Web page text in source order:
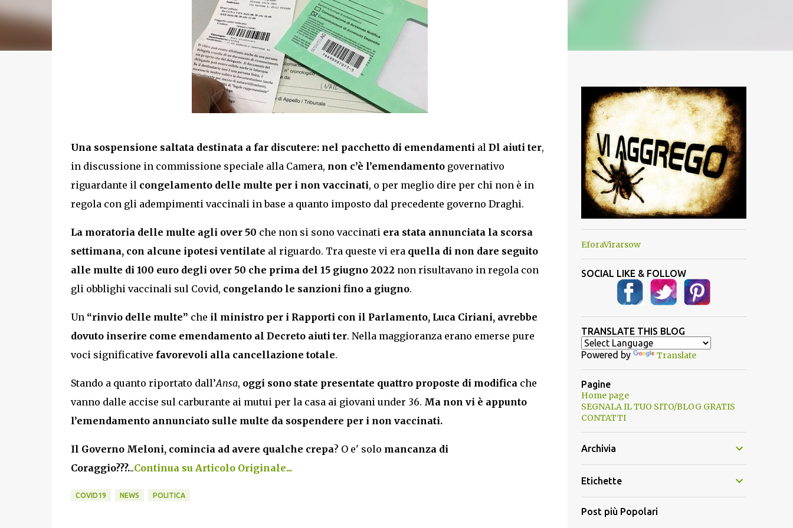
Una sospensione saltata destinata a far discutere: nel pacchetto di emendamenti al Dl aiuti ter,
in discussione in commissione speciale alla Camera, non c’è l’emendamentogovernativo
riguardante il congelamento delle multe per i non vaccinati, o per meglio dire per chi non è in
regola con gli adempimenti vaccinali in base a quanto imposto dal precedente governo Draghi.
La moratoria delle multe agli over 50 che non si sono vaccinati era stata annunciata la scorsa
settimana, con alcune ipotesi ventilate al riguardo. Tra queste vi era quella di non dare seguito
alle multe di 100 euro degli over 50 che prima del 15 giugno 2022 non risultavano in regola con
gli obblighi vaccinali sul Covid, congelando le sanzioni fino a giugno.
Un “rinvio delle multe” che il ministro per i Rapporti con il Parlamento, Luca Ciriani, avrebbe
dovuto inserire come emendamento al Decreto aiuti ter. Nella maggioranza erano emerse pure
voci significative favorevoli alla cancellazione totale.
Stando a quanto riportato dall’Ansa, oggi sono state presentate quattro proposte di modificache
vanno dalle accise sul carburante ai mutui per la casa ai giovani under 36. Ma non vi è appunto
l’emendamento annunciato sulle multe da sospendere per i non vaccinati.
Il Governo Meloni, comincia ad avere qualche crepa? O e' solo mancanza di
Coraggio???...Continua su Articolo Originale...
COVID19 NEWS POLITICA
EforaVirarsow
SOCIAL LIKE & FOLLOW
TRANSLATE THIS BLOG
Powered by Translate
Pagine
Home page
SEGNALA IL TUO SITO/BLOG GRATIS
CONTATTI
Archivia
Etichette
Post più Popolari